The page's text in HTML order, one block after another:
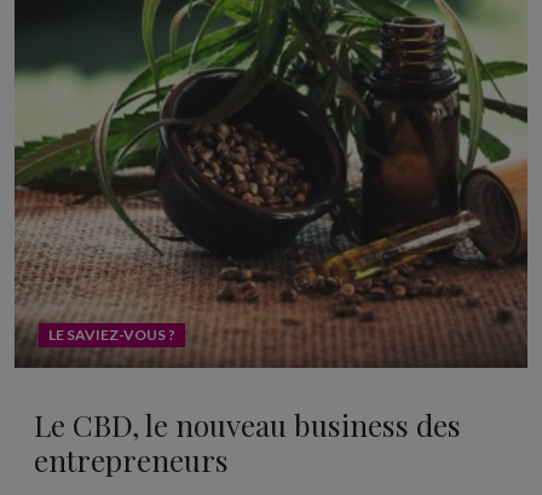
LE SAVIEZ-VOUS ?
Le CBD, le nouveau business des
entrepreneurs